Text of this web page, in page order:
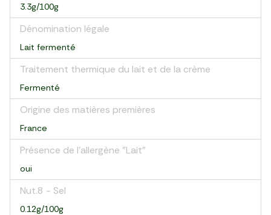
3.3g/100g
Dénomination légale
Lait fermenté
Traitement thermique du lait et de la crème
Fermenté
Origine des matières premières
France
Présence de l'allergène "Lait"
oui
Nut.8 - Sel
0.12g/100g